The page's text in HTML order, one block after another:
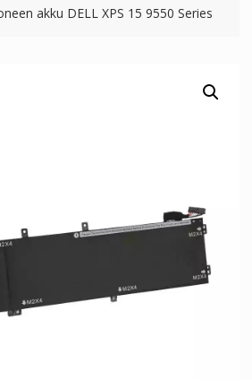
akku DELL XPS 15 9550 Series